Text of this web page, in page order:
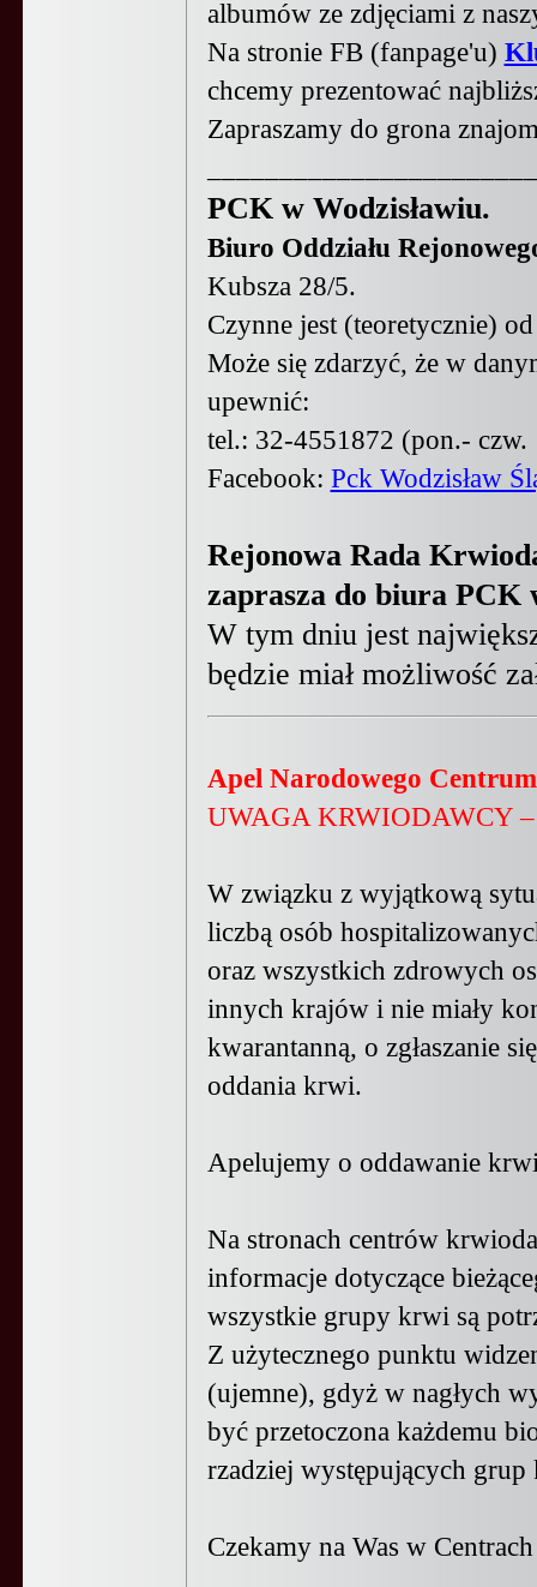
albumów ze zdjęciami z
Na stronie FB (fanpage'u)
chcemy prezentować
Zapraszamy do grona
PCK w Wodzisławiu.
Biuro Oddziału
Kubsza 28/5.
Czynne jest (teoretycznie)
Może się zdarzyć, że w
upewnić:
tel.: 32-4551872 (pon.- czw.
Facebook: Pck Wodzisław
RejonowaRada
zaprasza do biura PCK
W tym dniu jest
będzie miał możliwość
Apel Narodowego
UWAGA KRWIODAWCY
W związku z wyjątkową
liczbą osób
oraz wszystkich zdrowych
innych krajów i nie miały
kwarantanną, o zgłaszanie
oddania krwi.
Apelujemy o oddawanie
Na stronach centrów
informacje dotyczące
wszystkie grupy krwi są
Z użytecznego punktu
(ujemne), gdyż w nagłych
być przetoczona każdemu
rzadziej występujących
Czekamy na Was w